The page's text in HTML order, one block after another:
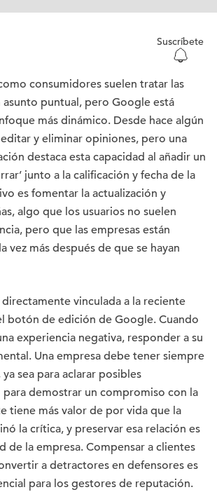
Suscríbete
consumidores suelen tratar las
asunto puntual, pero Google está
más dinámico. Desde hace algún
y eliminar opiniones, pero una
destaca esta capacidad al añadir un
junto a la calificación y fecha de la
es fomentar la actualización y
algo que los usuarios no suelen
pero que las empresas están
vez más después de que se hayan
directamente vinculada a la reciente
botón de edición de Google. Cuando
experiencia negativa, responder a su
Una empresa debe tener siempre
sea para aclarar posibles
demostrar un compromiso con la
tiene más valor de por vida que la
la crítica, y preservar esa relación es
de la empresa. Compensar a clientes
a detractores en defensores es
para los gestores de reputación.